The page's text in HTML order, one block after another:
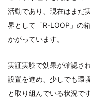
活動であり、現在はまだ
界として「R-LOOP」の
かがっています。
実証実験で効果が確認さ
設置を進め、少しでも環
と取り組んでいる状況です